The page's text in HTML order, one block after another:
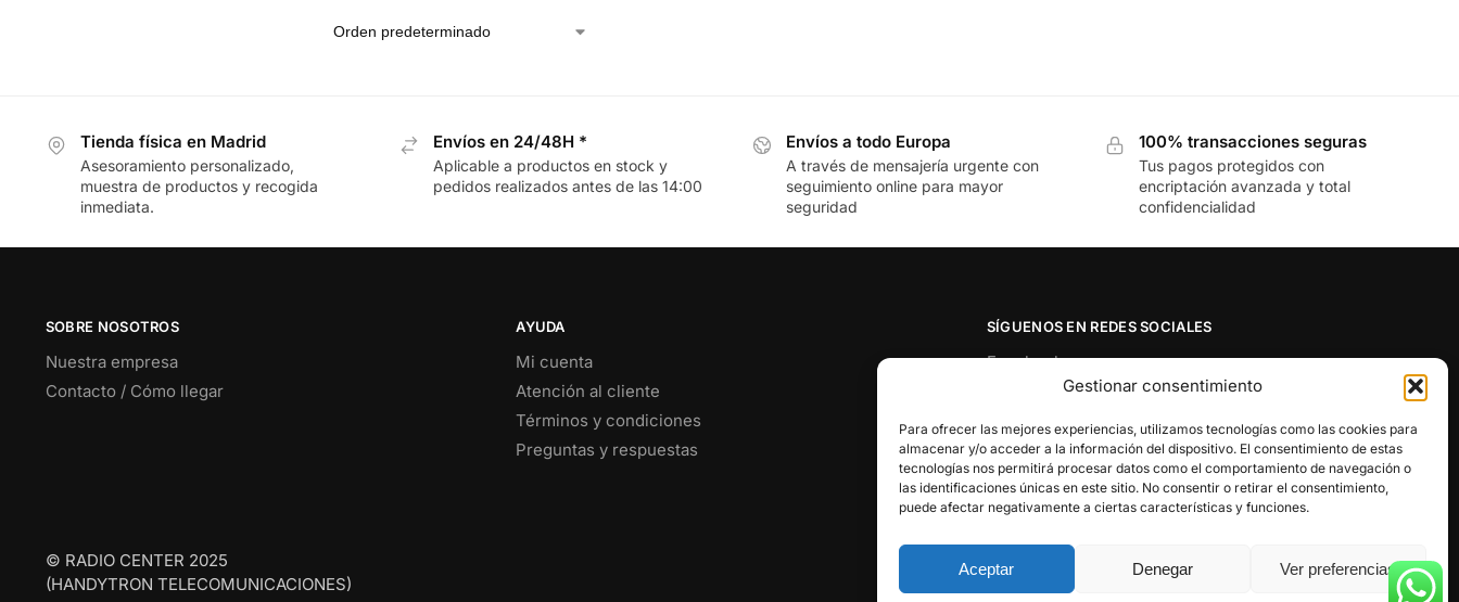
Gestionar consentimiento
Para ofrecer las mejores experiencias, utilizamos tecnologías como las cookies para
almacenar y/o acceder a la información del dispositivo. El consentimiento de estas
tecnologías nos permitirá procesar datos como el comportamiento de navegación o
las identificaciones únicas en este sitio. No consentir o retirar el consentimiento,
puede afectar negativamente a ciertas características y funciones.
Aceptar Denegar Ver preferencias
Tienda física en Madrid
Asesoramiento personalizado,
muestra de productos y recogida
inmediata.
Envíos en 24/48H *
Aplicable a productos en stock y
pedidos realizados antes de las 14:00
Envíos a todo Europa
A través de mensajería urgente con
seguimiento online para mayor
seguridad
100% transacciones seguras
Tus pagos protegidos con
encriptación avanzada y total
confidencialidad
SOBRE NOSOTROS
Nuestra empresa
Contacto / Cómo llegar
AYUDA
Mi cuenta
Atención al cliente
Términos y condiciones
Preguntas y respuestas
SÍGUENOS EN REDES SOCIALES
Facebook
Instagram
Pinterest
Youtube
© RADIO CENTER 2025
(HANDYTRON TELECOMUNICACIONES)